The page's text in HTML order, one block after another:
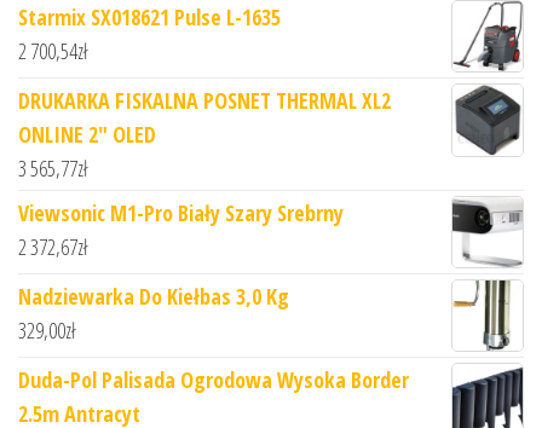
Starmix SX018621 Pulse L-1635
2 700,54zł
DRUKARKA FISKALNA POSNET THERMAL XL2
ONLINE 2" OLED
3 565,77zł
Viewsonic M1-Pro Biały Szary Srebrny
2 372,67zł
Nadziewarka Do Kiełbas 3,0 Kg
329,00zł
Duda-Pol Palisada Ogrodowa Wysoka Border
2.5m Antracyt